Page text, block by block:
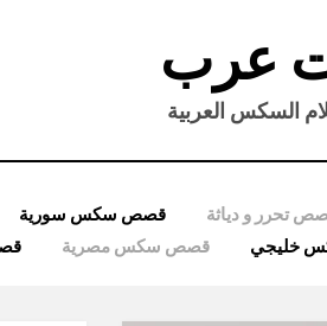
عرب
السكس العربية
تحرر و دياثة قصص سكس سورية
خليجي قصص سكس مصرية